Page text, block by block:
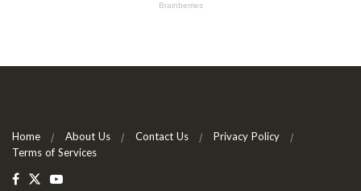
Home About Us Contact Us
Privacy Policy
Terms of Services